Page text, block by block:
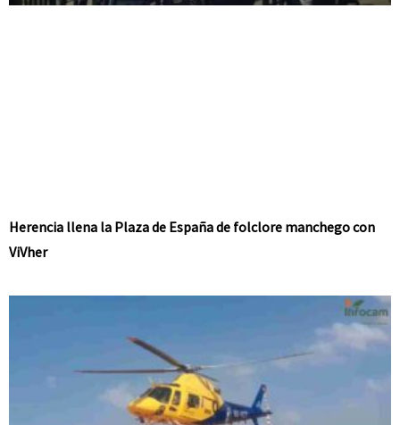
Herencia llena la Plaza de España de folclore manchego con
ViVher